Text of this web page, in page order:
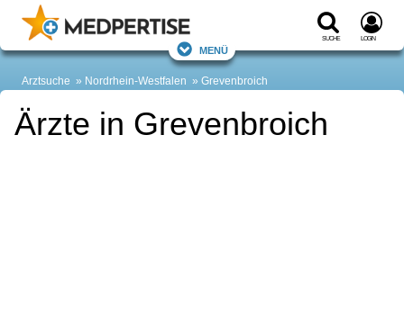
Suche Login
Menü
Arztsuche Nordrhein-Westfalen Grevenbroich
Ärzte in Grevenbroich